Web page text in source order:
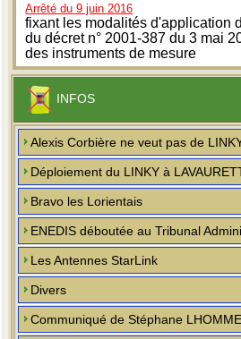
Arrêté du 9 juin 2016
fixant les modalités d'application
du décret n° 2001-387 du 3 mai
des instruments de mesure
INFOS
Alexis Corbière ne veut pas de
Déploiement du LINKY à
Bravo les Lorientais
ENEDIS déboutée au Tribunal
Les Antennes StarLink
Divers
Communiqué de Stéphane LHOMME